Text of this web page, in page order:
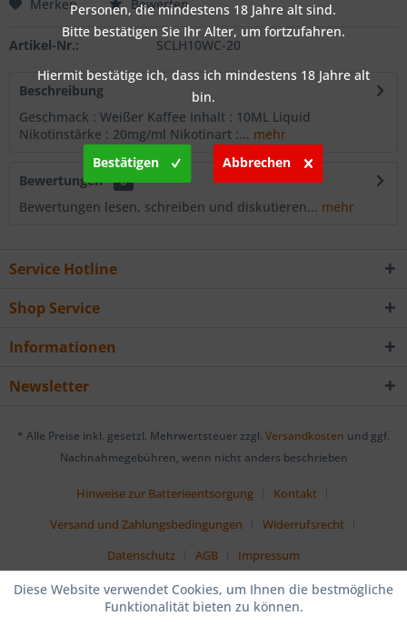
Merken Bewerten
Artikel-Nr.: SCLH10WC-20
Beschreibung
Geschmack : Weißer Kaffee Inhalt : 10ML Liquid
Nikotinstärke : 20mg/ml Nikotinart :... mehr
Bewertungen
0
Bewertungen lesen, schreiben und diskutieren... mehr
Service Hotline
Shop Service
Informationen
Newsletter
* Alle Preise inkl. gesetzl. Mehrwertsteuer zzgl. Versandkosten und ggf.
Nachnahmegebühren, wenn nicht anders beschrieben
Hinweise zur Batterieentsorgung
Kontakt
Versand und Zahlungsbedingungen
Widerrufsrecht
Datenschutz
AGB Impressum
Diese Website verwendet Cookies, um Ihnen die bestmögliche
Funktionalität bieten zu können.
Personen, die mindestens 18 Jahre alt sind.
Bitte bestätigen Sie Ihr Alter, um fortzufahren.
Hiermit bestätige ich, dass ich mindestens 18 Jahre alt
bin.
Bestätigen Abbrechen